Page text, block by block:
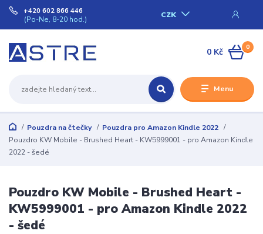
Menu
CZK
+420 602 866 446
(Po-Ne, 8-20 hod.)
0
0 Kč
Pouzdra na čtečky
Pouzdra pro Amazon Kindle 2022
Pouzdro KW Mobile - Brushed Heart - KW5999001 - pro Amazon Kindle
2022 - šedé
Pouzdro KW Mobile - Brushed Heart -
KW5999001 - pro Amazon Kindle 2022
- šedé